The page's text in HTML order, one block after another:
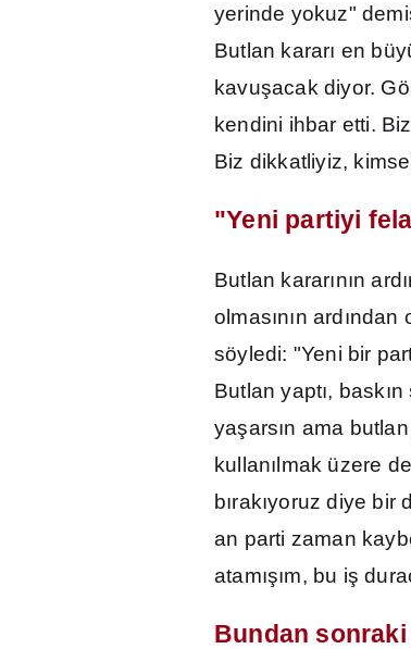
yerinde yokuz" demi
Butlan kararı en
kavuşacak diyor.
kendini ihbar etti.
Biz dikkatliyiz,
"Yeni partiyi
Butlan kararının ardı
olmasının ard ından
söyledi: "Yeni bir
Butlan yaptı, baskın
yaşarsın ama
kullanı lmak üzere
bırakıyoruz diye bir
an parti zaman
atamışım, bu iş
Bundan